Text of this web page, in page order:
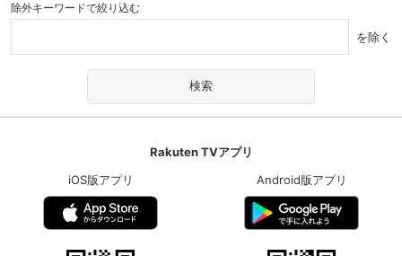
除外キーワードで絞り込む
を除く
Rakuten TVアプリ
iOS版アプリ
Android版アプリ